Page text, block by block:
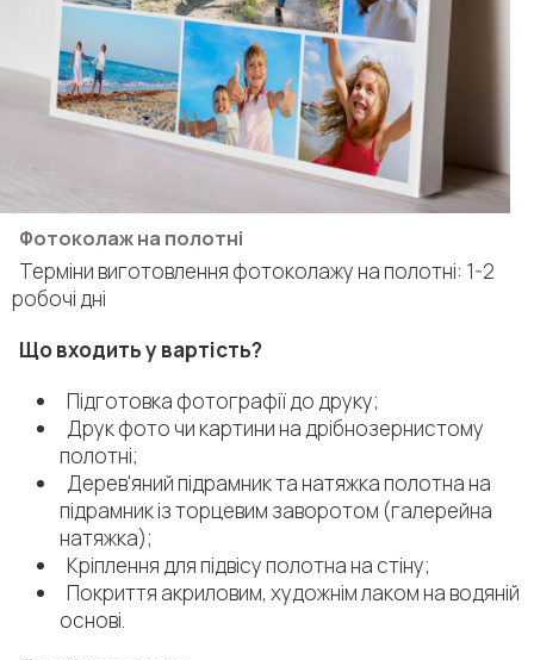
Фотоколаж на полотні
Терміни виготовлення фотоколажу на полотні: 1-2
робочі дні
Що входить у вартість?
Підготовка фотографії до друку;
Друк фото чи картини на дрібнозернистому
полотні;
Дерев'яний підрамник та натяжка полотна на
підрамник із торцевим заворотом (галерейна
натяжка);
Кріплення для підвісу полотна на стіну;
Покриття акриловим, художнім лаком на водяній
основі.